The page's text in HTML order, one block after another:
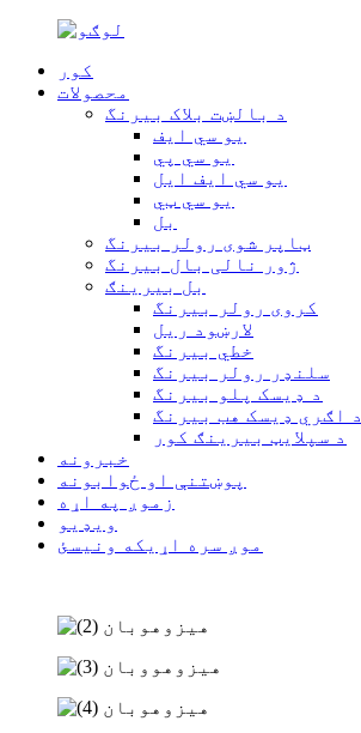
کور
محصولات
د بالښت بلاک بیرنگ
یو سي ایف
یو سي پي
یو سي ایف ایل
یو سي ټي
بل
ټاپر شوی رولر بیرنگ
ژور نالی بال بیرنگ
بل بیرینګ
کروی رولر بیرنگ
لارښود ریل
خطي بیرنگ
سلنډر رولر بیرنگ
د ډیسک پلو بیرنگ
د اګري ډیسک هب بیرنگ
د سپلایټ بیرینګ کور
خبرونه
پوښتنې او ځوابونه
زموږ په اړه
ویډیو
موږ سره اړیکه ونیسئ